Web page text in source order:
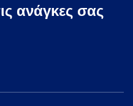
ανάγκες σας